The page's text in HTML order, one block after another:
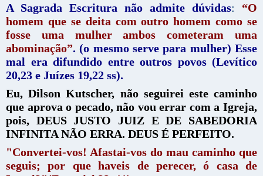
A Sagrada Escritura não admite dúvidas: “O
homem que se deita com outro homem como se
fosse uma mulher ambos cometeram uma
abominação”. (o mesmo serve para mulher) Esse
mal era difundido entre outros povos (Levítico
20,23 e Juízes 19,22 ss).
Eu, Dilson Kutscher, não seguirei este caminho
que aprova o pecado, não vou errar com a Igreja,
pois, DEUS JUSTO JUIZ E DE SABEDORIA
INFINITA NÃO ERRA. DEUS É PERFEITO.
"Convertei-vos! Afastai-vos do mau caminho que
seguis; por que haveis de perecer, ó casa de